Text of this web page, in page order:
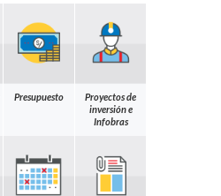
Presupuesto
Proyectos de
inversión e
Infobras